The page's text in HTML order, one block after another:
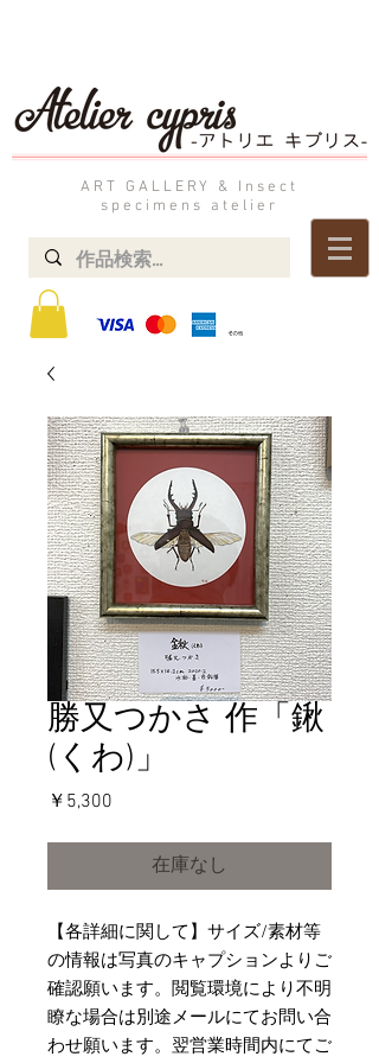
ART GALLERY & Insect
specimens atelier
勝又つかさ 作「鍬
(くわ)」
￥5,300
在庫なし
【各詳細に関して】サイズ/素材等
の情報は写真のキャプションよりご
確認願います。閲覧環境により不明
瞭な場合は別途メールにてお問い合
わせ願います。翌営業時間内にてご